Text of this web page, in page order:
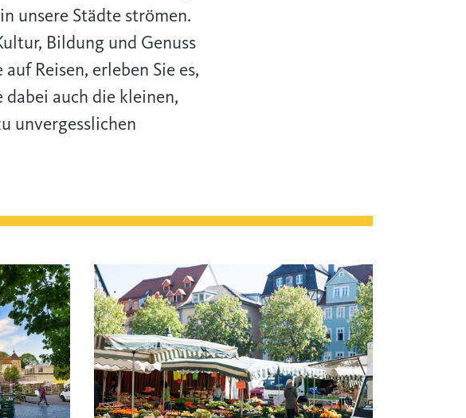
unsere Städte strömen.
Bildung und Genuss
Reisen, erleben Sie es,
dabei auch die kleinen,
unvergesslichen